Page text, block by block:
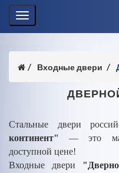
Toggle
navigation
Входные двери
Стальные двери
континент"
— это
доступной цене!
Входные двери